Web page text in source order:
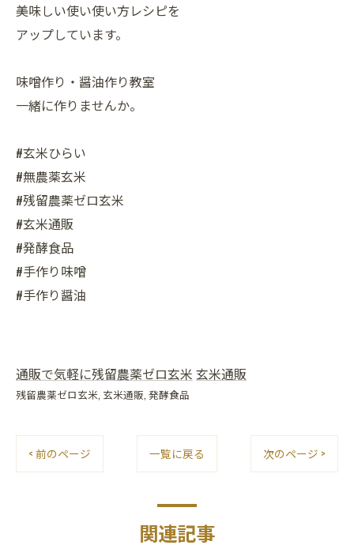
美味しい使い使い方レシピを
アップしています。
味噌作り・醤油作り教室
一緒に作りませんか。
#玄米ひらい
#無農薬玄米
#残留農薬ゼロ玄米
#玄米通販
#発酵食品
#手作り味噌
#手作り醤油
通販で気軽に残留農薬ゼロ玄米 玄米通販
残留農薬ゼロ玄米 玄米通販 発酵食品
< 前のページ 一覧に戻る 次のページ >
関連記事